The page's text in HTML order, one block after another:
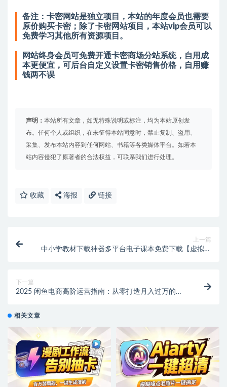
备注：卡密网站是独立项目，本站的年度会员也需要
原价购买卡密；除了卡密网站项目，本站vip会员可以
免费学习其他所有资源项目。
网站终身会员可免费开通卡密商场分站系统，自用成
本更便宜，可后台自定义设置卡密销售价格，自用赚
钱两不误
声明： 本站所有文章，如无特殊说明或标注，均为本站原创发
布。任何个人或组织，在未征得本站同意时，禁止复制、盗用、
采集、发布本站内容到任何网站、书籍等各类媒体平台。如若本
站内容侵犯了原著者的合法权益，可联系我们进行处理。
收藏 海报 链接
上一篇
中小学教材下载神器多平台电子课本免费下载【虚拟资
下一篇
2025 闲鱼电商高阶运营指南：从零打造月入过万的店
相关文章